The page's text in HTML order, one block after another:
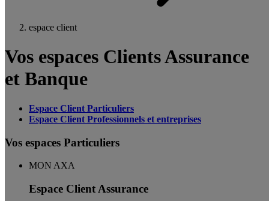
espace client
Vos espaces Clients Assurance
et Banque
Espace Client Particuliers
Espace Client Professionnels et entreprises
Vos espaces Particuliers
MON AXA
Espace Client Assurance